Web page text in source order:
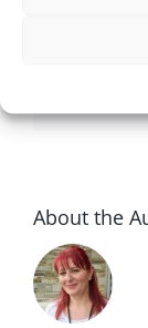
About the